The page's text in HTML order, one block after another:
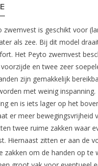
zwemvest is geschikt voor
als zee. Bij dit model
Het Peyto zwemvest
en twee zeer
zijn gemakkelijk
met weinig
en is iets lager op het
er meer bewegingsvrijheid
twee ruime zakken waar
Hiernaast zitten er aan de
zakken om de handen op te